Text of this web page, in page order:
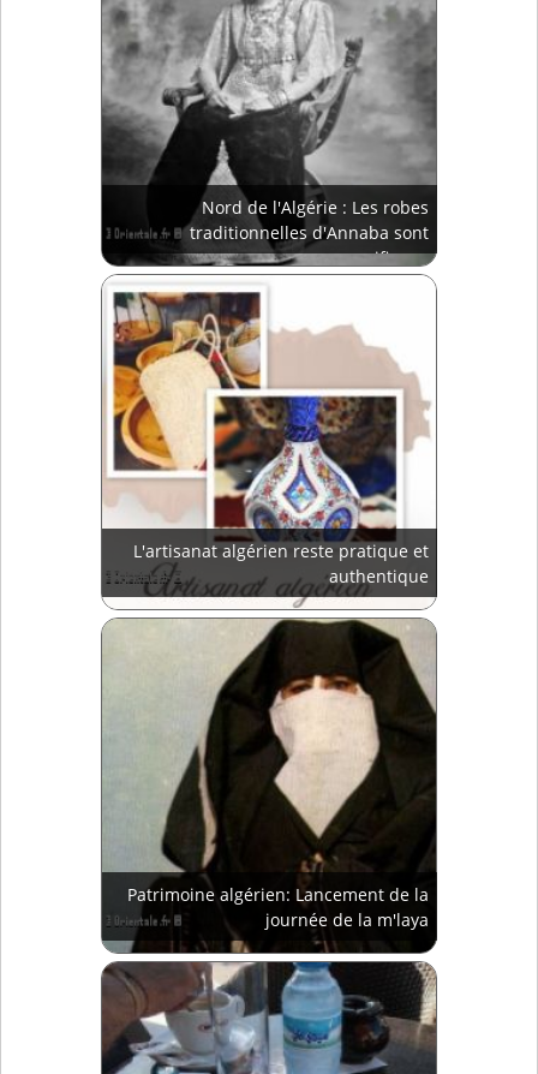
Nord de l'Algérie : Les robes
traditionnelles d'Annaba sont
magnifiques
L'artisanat algérien reste pratique et
authentique
Patrimoine algérien: Lancement de la
journée de la m'laya